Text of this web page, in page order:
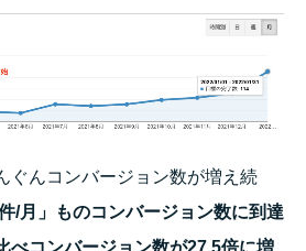
ぐんコンバージョン数が増え続
/月」ものコンバージョン数に到達
べコンバージョン数が27.5倍に増